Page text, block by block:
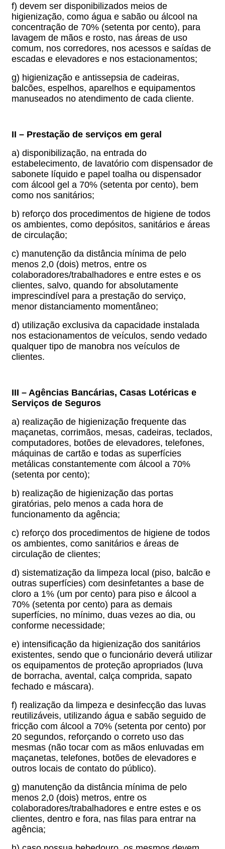
f) devem ser disponibilizados meios de
higienização, como água e sabão ou álcool na
concentração de 70% (setenta por cento), para
lavagem de mãos e rosto, nas áreas de uso
comum, nos corredores, nos acessos e saídas de
escadas e elevadores e nos estacionamentos;
g) higienização e antissepsia de cadeiras,
balcões, espelhos, aparelhos e equipamentos
manuseados no atendimento de cada cliente.
II – Prestação de serviços em geral
a) disponibilização, na entrada do
estabelecimento, de lavatório com dispensador de
sabonete líquido e papel toalha ou dispensador
com álcool gel a 70% (setenta por cento), bem
como nos sanitários;
b) reforço dos procedimentos de higiene de todos
os ambientes, como depósitos, sanitários e áreas
de circulação;
c) manutenção da distância mínima de pelo
menos 2,0 (dois) metros, entre os
colaboradores/trabalhadores e entre estes e os
clientes, salvo, quando for absolutamente
imprescindível para a prestação do serviço,
menor distanciamento momentâneo;
d) utilização exclusiva da capacidade instalada
nos estacionamentos de veículos, sendo vedado
qualquer tipo de manobra nos veículos de
clientes.
III – Agências Bancárias, Casas Lotéricas e
Serviços de Seguros
a) realização de higienização frequente das
maçanetas, corrimãos, mesas, cadeiras, teclados,
computadores, botões de elevadores, telefones,
máquinas de cartão e todas as superfícies
metálicas constantemente com álcool a 70%
(setenta por cento);
b) realização de higienização das portas
giratórias, pelo menos a cada hora de
funcionamento da agência;
c) reforço dos procedimentos de higiene de todos
os ambientes, como sanitários e áreas de
circulação de clientes;
d) sistematização da limpeza local (piso, balcão e
outras superfícies) com desinfetantes a base de
cloro a 1% (um por cento) para piso e álcool a
70% (setenta por cento) para as demais
superfícies, no mínimo, duas vezes ao dia, ou
conforme necessidade;
e) intensificação da higienização dos sanitários
existentes, sendo que o funcionário deverá utilizar
os equipamentos de proteção apropriados (luva
de borracha, avental, calça comprida, sapato
fechado e máscara).
f) realização da limpeza e desinfecção das luvas
reutilizáveis, utilizando água e sabão seguido de
fricção com álcool a 70% (setenta por cento) por
20 segundos, reforçando o correto uso das
mesmas (não tocar com as mãos enluvadas em
maçanetas, telefones, botões de elevadores e
outros locais de contato do público).
g) manutenção da distância mínima de pelo
menos 2,0 (dois) metros, entre os
colaboradores/trabalhadores e entre estes e os
clientes, dentro e fora, nas filas para entrar na
agência;